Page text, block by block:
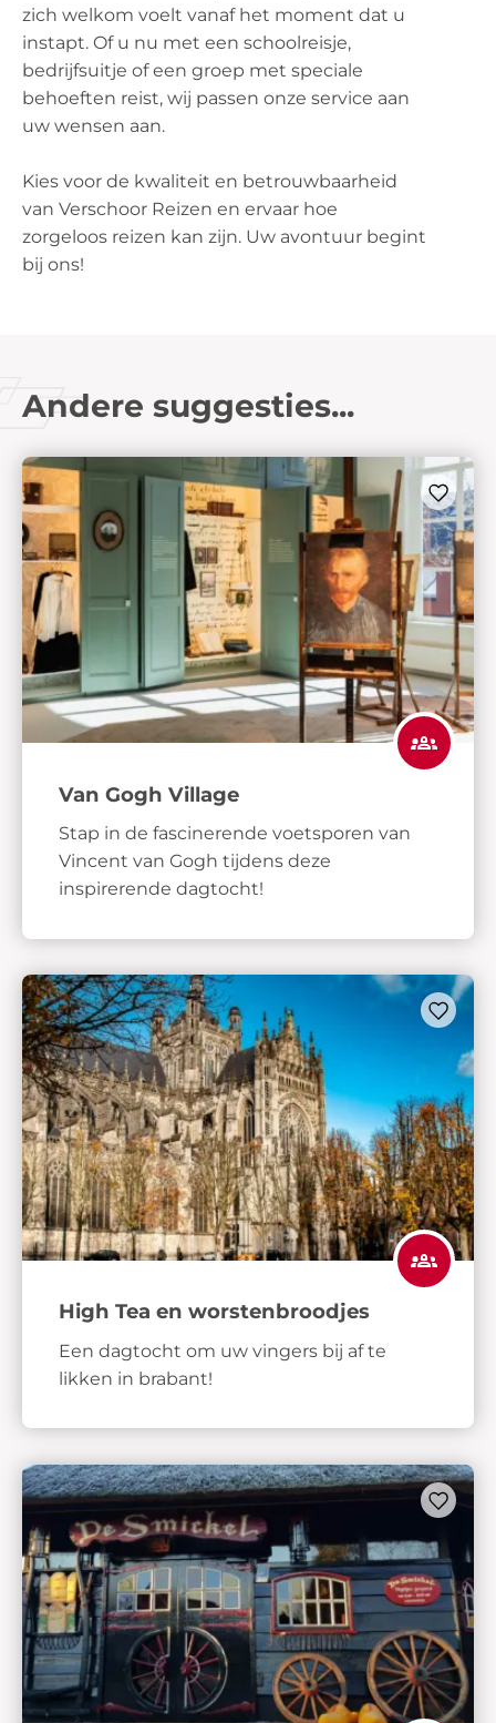
zich welkom voelt vanaf het moment dat u
instapt. Of u nu met een schoolreisje,
bedrijfsuitje of een groep met speciale
behoeften reist, wij passen onze service aan
uw wensen aan.
Kies voor de kwaliteit en betrouwbaarheid
van Verschoor Reizen en ervaar hoe
zorgeloos reizen kan zijn. Uw avontuur begint
bij ons!
Andere suggesties...
Van Gogh Village
Stap in de fascinerende voetsporen van
Vincent van Gogh tijdens deze
inspirerende dagtocht!
High Tea en worstenbroodjes
Een dagtocht om uw vingers bij af te
likken in brabant!